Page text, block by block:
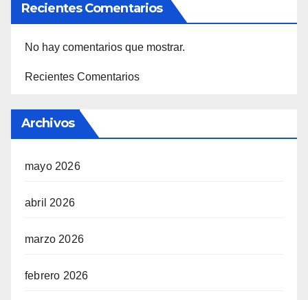
Recientes Comentarios
No hay comentarios que mostrar.
Recientes Comentarios
Archivos
mayo 2026
abril 2026
marzo 2026
febrero 2026